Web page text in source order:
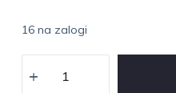
16 na zalogi